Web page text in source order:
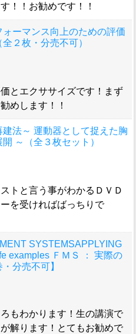
！！お勧めです！！
ーマンス向上のための評価
２枚・分売不可）
とエクササイズです！まず
めします！！
法～ 運動器として捉えた胸
～（全３枚セット）
トと言う事がわかるＤＶＤ
を受ければばっちりで
SYSTEMSAPPLYING
examples ＦＭＳ ： 実際の
分売不可】
もわかります！生の講演で
解ります！とてもお勧めで